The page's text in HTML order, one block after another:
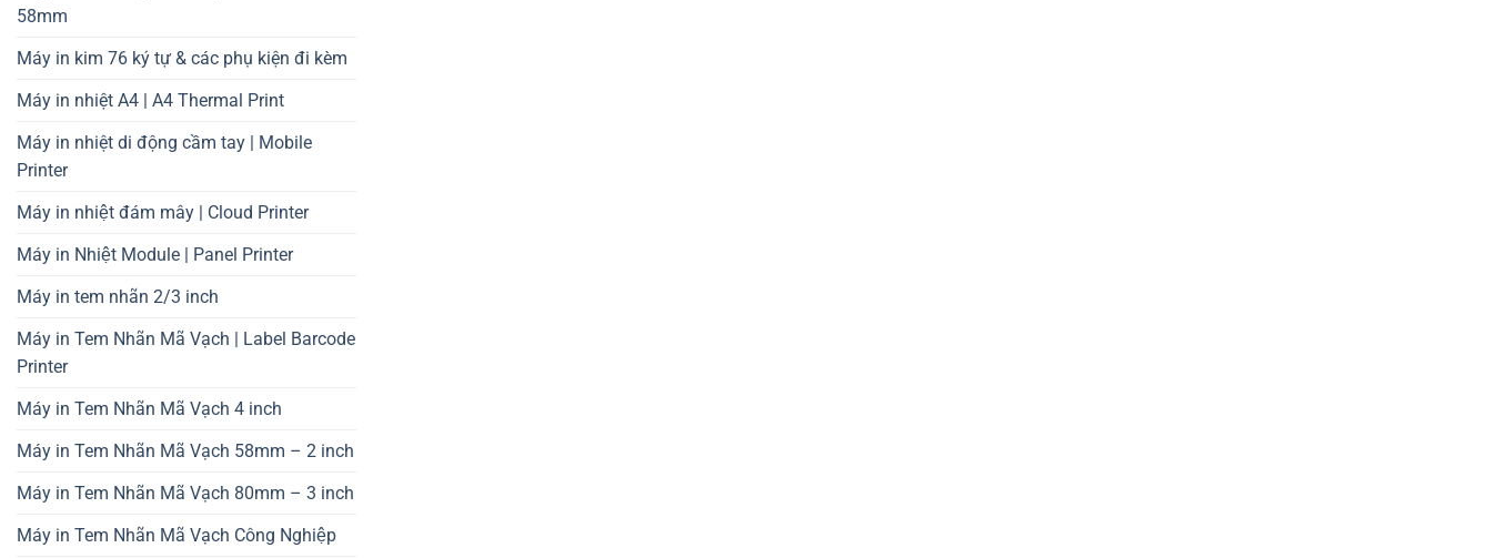
58mm
Máy in kim 76 ký tự & các phụ kiện đi kèm
Máy in nhiệt A4 | A4 Thermal Print
Máy in nhiệt di động cầm tay | Mobile
Printer
Máy in nhiệt đám mây | Cloud Printer
Máy in Nhiệt Module | Panel Printer
Máy in tem nhãn 2/3 inch
Máy in Tem Nhãn Mã Vạch | Label Barcode
Printer
Máy in Tem Nhãn Mã Vạch 4 inch
Máy in Tem Nhãn Mã Vạch 58mm – 2 inch
Máy in Tem Nhãn Mã Vạch 80mm – 3 inch
Máy in Tem Nhãn Mã Vạch Công Nghiệp